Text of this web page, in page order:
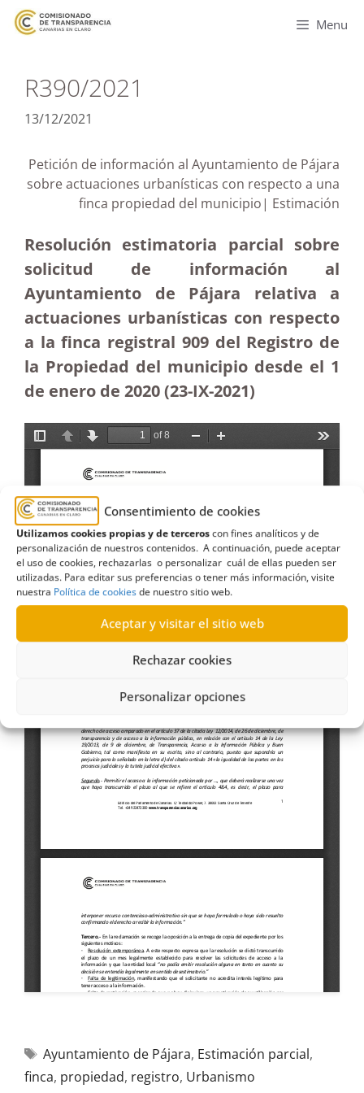
Consentimiento de cookies
Utilizamos cookies propias y de terceroscon fines analíticos y de
personalización de nuestros contenidos. A continuación, puede aceptar
el uso de cookies, rechazarlas o personalizar cuál de ellas pueden ser
utilizadas. Para editar sus preferencias o tener más información, visite
nuestra Política de cookiesde nuestro sitio web.
Aceptar y visitar el sitio web
Rechazar cookies
Personalizar opciones
Menu
R390/2021
13/12/2021
Petición de información al Ayuntamiento de Pájara
sobre actuaciones urbanísticas con respecto a una
finca propiedad del municipio| Estimación
Resolución estimatoria parcial sobre
solicitud de información al
Ayuntamiento de Pájara relativa a
actuaciones urbanísticas con respecto
a la finca registral 909 del Registro de
la Propiedad del municipio desde el 1
de enero de 2020 (23-IX-2021)
Ayuntamiento de Pájara, Estimación parcial,
finca, propiedad, registro, Urbanismo